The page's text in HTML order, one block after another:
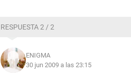
RESPUESTA 2 / 2
ENIGMA
30 jun 2009 a las 23:15